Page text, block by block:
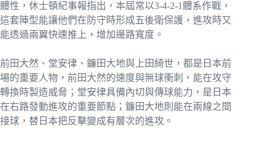
體性，休士頓紀事報指出，本屆常以3-4-2-1體系作戰，
這套陣型能讓他們在防守時形成五後衛保護，進攻時又
能透過兩翼快速推上，增加邊路寬度。
前田大然、堂安律、鐮田大地與上田綺世，都是日本前
場的重要人物，前田大然的速度與無球衝刺，能在攻守
轉換時製造威脅；堂安律具備內切與傳球能力，是日本
在右路發動進攻的重要節點；鐮田大地則能在兩線之間
接球，替日本把反擊變成有層次的進攻。